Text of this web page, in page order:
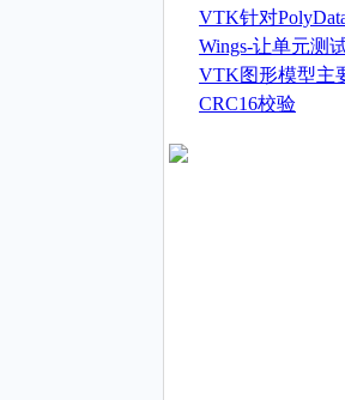
据算法
VTK针对
线运算
Wings-让单元测
生成
VTK图形模型主
CRC16校验